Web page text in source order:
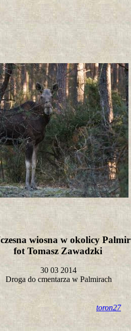
wiosna w okolicy Palmir
fot Tomasz Zawadzki
30 03 2014
Droga do cmentarza w Palmirach
toron27